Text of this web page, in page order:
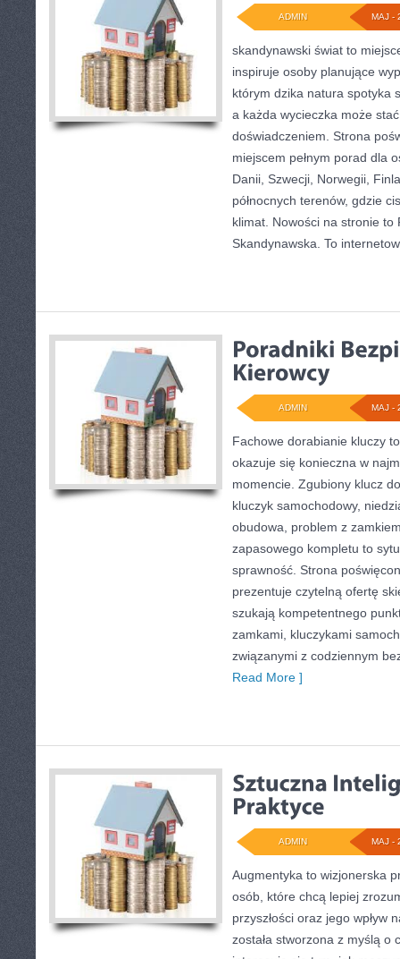
MAJ -
ADMIN
skandynawski świat to
inspiruje osoby planujące
którym dzika natura spotyka
a każda wycieczka może
doświadczeniem. Strona
miejscem pełnym porad dla
Danii, Szwecji, Norwegii,
północnych terenów, gdzie
klimat. Nowości na stronie to
Skandynawska. To
MAJ -
ADMIN
Fachowe dorabianie kluczy
okazuje się konieczna w
momencie. Zgubiony klucz
kluczyk samochodowy,
obudowa, problem z
zapasowego kompletu to
sprawność. Strona
prezentuje czytelną ofertę
szukają kompetentnego
zamkami, kluczykami
związanymi z codziennym
Read More ]
MAJ -
ADMIN
Augmentyka to wizjonerska
osób, które chcą lepiej
przyszłości oraz jego wpływ
została stworzona z myślą o